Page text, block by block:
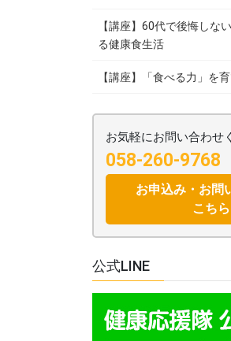
【講座】60代で後悔しな
る健康食生活
【講座】「食べる力」を
お気軽にお問い合わせ
058-260-9768
お申込み・お問
こちら
公式LINE